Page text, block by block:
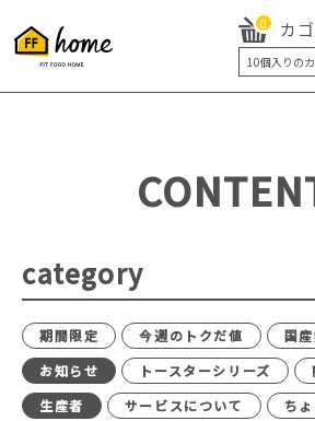
0 カ
10個入りの
5個入り
20個入り
category
期間限定 今週のトクだ値
国
お知らせ
トースターシリーズ
生産者
サービスについて
ち